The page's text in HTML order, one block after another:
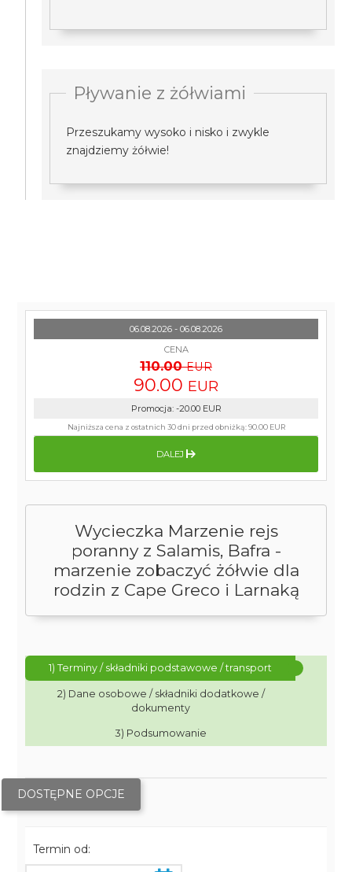
Pływanie z żółwiami
Przeszukamy wysoko i nisko i zwykle
znajdziemy żółwie!
Wycieczka Marzenie rejs
poranny z Salamis, Bafra -
marzenie zobaczyć żółwie dla
rodzin z Cape Greco i Larnaką
1) Terminy / składniki podstawowe / transport
2) Dane osobowe / składniki dodatkowe /
dokumenty
3) Podsumowanie
DOSTĘPNE OPCJE
Termin od:
06.08.2026 - 06.08.2026
CENA
110.00 EUR
90.00 EUR
Promocja: -20.00 EUR
Najniższa cena z ostatnich 30 dni przed obniżką:90.00 EUR
DALEJ